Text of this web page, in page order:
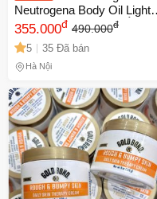
Neutrogena Body Oil Light
250ml - Siêu Dưỡng Ẩm Từ
Dầu Hạt Mè, Giúp Da Mềm
Mại, Rạng Rỡ, Chống Nắng
và Ngăn Ngừa Lão Hóa
355.000đ 490.000đ
5 35 Đã bán
Hà Nội